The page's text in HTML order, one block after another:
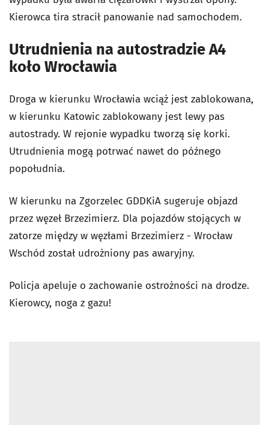
Kierowca tira stracił panowanie nad samochodem.
Utrudnienia na autostradzie A4
koło Wrocławia
Droga w kierunku Wrocławia wciąż jest zablokowana,
w kierunku Katowic zablokowany jest lewy pas
autostrady. W rejonie wypadku tworzą się korki.
Utrudnienia mogą potrwać nawet do późnego
popołudnia.
W kierunku na Zgorzelec GDDKiA sugeruje objazd
przez węzeł Brzezimierz. Dla pojazdów stojących w
zatorze między w węzłami Brzezimierz - Wrocław
Wschód został udrożniony pas awaryjny.
Policja apeluje o zachowanie ostrożności na drodze.
Kierowcy, noga z gazu!